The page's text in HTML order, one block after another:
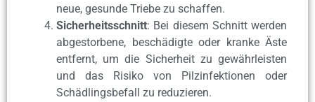
neue, gesunde Triebe zu schaffen.
Sicherheitsschnitt: Bei diesem Schnitt werden
abgestorbene, beschädigte oder kranke Äste
entfernt, um die Sicherheit zu gewährleisten
und das Risiko von Pilzinfektionen oder
Schädlingsbefall zu reduzieren.